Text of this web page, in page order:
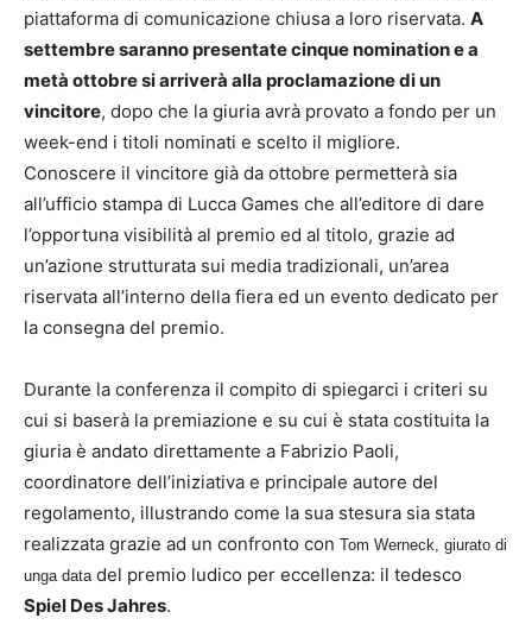
piattaforma di comunicazione chiusa a loro riservata. A
settembre saranno presentate cinque nomination e a
metà ottobre si arriverà alla proclamazione di un
vincitore, dopo che la giuria avrà provato a fondo per un
week-end i titoli nominati e scelto il migliore.
Conoscere il vincitore già da ottobre permetterà sia
all’ufficio stampa di Lucca Games che all’editore di dare
l’opportuna visibilità al premio ed al titolo, grazie ad
un’azione strutturata sui media tradizionali, un’area
riservata all’interno della fiera ed un evento dedicato per
la consegna del premio.
Durante la conferenza il compito di spiegarci i criteri su
cui si baserà la premiazione e su cui è stata costituita la
giuria è andato direttamente a Fabrizio Paoli,
coordinatore dell’iniziativa e principale autore del
regolamento, illustrando come la sua stesura sia stata
realizzata grazie ad un confronto con Tom Werneck, giurato di
unga datadel premio ludico per eccellenza: il tedesco
Spiel Des Jahres.